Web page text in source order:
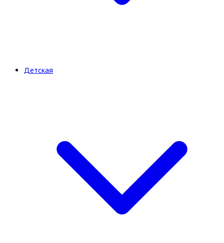
Детская